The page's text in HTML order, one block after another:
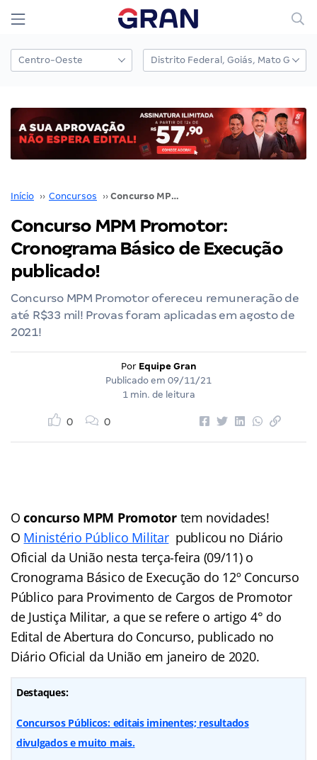
Início ›› Concursos ›› Concurso MPM Promotor: Cronograma Básico de Execução publicado!
Concurso MPM Promotor:
Cronograma Básico de Execução
publicado!
Concurso MPM Promotor ofereceu remuneração de
até R$33 mil! Provas foram aplicadas em agosto de
2021!
Por Equipe Gran
Publicado em 09/11/21
1 min. de leitura
0 0
Oconcurso MPM Promotortem novidades!
O Ministério Público Militarpublicou no Diário
Oficial da União nesta terça-feira (09/11) o
Cronograma Básico de Execução do 12º Concurso
Público para Provimento de Cargos de Promotor
de Justiça Militar, a que se refere o artigo 4° do
Edital de Abertura do Concurso, publicado no
Diário Oficial da União em janeiro de 2020.
Destaques:
Concursos Públicos: editais iminentes; resultados
divulgados e muito mais.